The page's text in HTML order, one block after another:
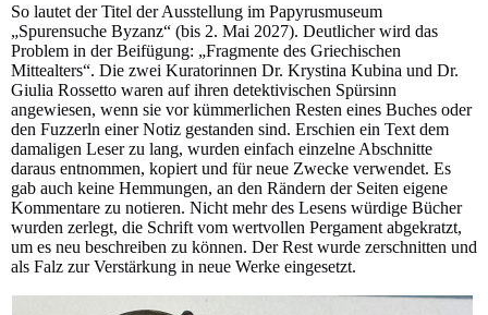
So lautet der Titel der Ausstellung im Papyrusmuseum
„Spurensuche Byzanz“ (bis 2. Mai 2027). Deutlicher wird das
Problem in der Beifügung: „Fragmente des Griechischen
Mittealters“. Die zwei Kuratorinnen Dr. Krystina Kubina und Dr.
Giulia Rossetto waren auf ihren detektivischen Spürsinn
angewiesen, wenn sie vor kümmerlichen Resten eines Buches oder
den Fuzzerln einer Notiz gestanden sind. Erschien ein Text dem
damaligen Leser zu lang, wurden einfach einzelne Abschnitte
daraus entnommen, kopiert und für neue Zwecke verwendet. Es
gab auch keine Hemmungen, an den Rändern der Seiten eigene
Kommentare zu notieren. Nicht mehr des Lesens würdige Bücher
wurden zerlegt, die Schrift vom wertvollen Pergament abgekratzt,
um es neu beschreiben zu können. Der Rest wurde zerschnitten und
als Falz zur Verstärkung in neue Werke eingesetzt.